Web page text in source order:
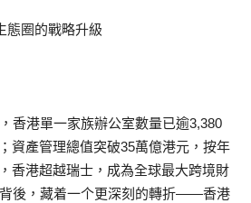
態圈的戰略升級
香港單一家族辦公室數量已逾3,380
資產管理總值突破35萬億港元，按年
香港超越瑞士，成為全球最大跨境財
後，藏着一个更深刻的轉折——香港